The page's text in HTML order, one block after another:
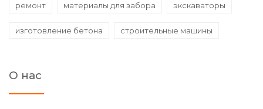
ремонт материалы для забора экскаваторы
изготовление бетона строительные машины
О нас